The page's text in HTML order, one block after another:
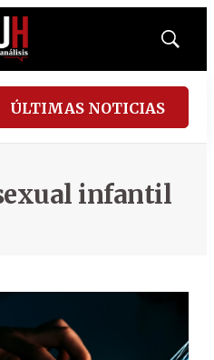
Mostrar
ÚLTIMAS NOTICIAS
infantil